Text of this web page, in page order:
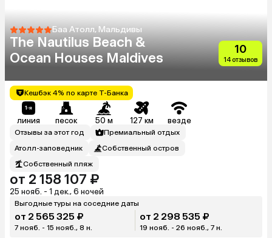
Баа Атолл, Мальдивы
The Nautilus Beach &
Ocean Houses Maldives
10
14 отзывов
Кешбэк 4% по карте Т-Банка
линия песок 50 м 127 км везде
Отзывы за этот год
Премиальный отдых
Атолл-заповедник
Собственный остров
Собственный пляж
от 2 158 107 ₽
25 нояб. - 1 дек., 6 ночей
Выгодные туры на соседние даты
от 2 565 325 ₽
7 нояб. - 15 нояб., 8 н.
от 2 298 535 ₽
19 нояб. - 26 нояб., 7 н.